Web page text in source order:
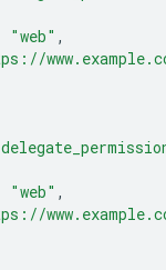
"web" ,
"web" ,